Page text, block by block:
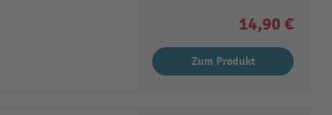
14,90 €
Zum Produkt